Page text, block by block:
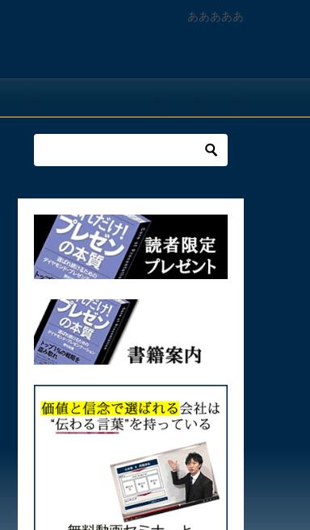
あああああ